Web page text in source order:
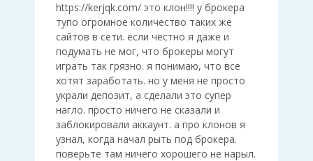
https://kerjqk.com/ это клон!!!! у брокера
тупо огромное количество таких же
сайтов в сети. если честно я даже и
подумать не мог, что брокеры могут
играть так грязно. я понимаю, что все
хотят заработать. но у меня не просто
украли депозит, а сделали это супер
нагло. просто ничего не сказали и
заблокировали аккаунт. а про клонов я
узнал, когда начал рыть под брокера.
поверьте там ничего хорошего не нарыл.